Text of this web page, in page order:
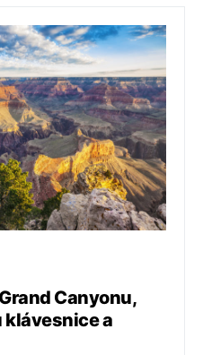
Canyonu,
klávesnice a